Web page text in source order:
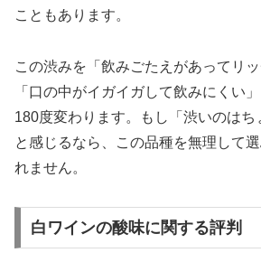
こともあります。
この渋みを「飲みごたえがあってリ
「口の中がイガイガして飲みにくい
180度変わります。もし「渋いのはち
と感じるなら、この品種を無理して
れません。
白ワインの酸味に関する評判